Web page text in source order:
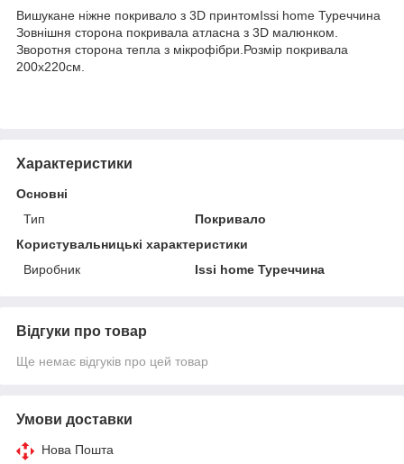
Вишукане ніжне покривало з 3D принтомIssi home Туреччина
Зовнішня сторона покривала атласна з 3D малюнком.
Зворотня сторона тепла з мікрофібри.Розмір покривала
200x220см.
Характеристики
Основні
Тип
Покривало
Користувальницькі характеристики
Виробник
Issi home Туреччина
Відгуки про товар
Ще немає відгуків про цей товар
Умови доставки
Нова Пошта